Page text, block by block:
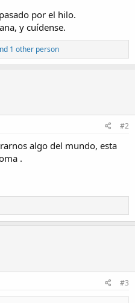
por el hilo.
y cuídense.
1 other person
#2
algo del mundo, esta
.
#3